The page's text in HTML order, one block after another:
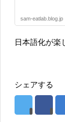
sam-eatlab.blog.jp
日本語化が楽
シェアする